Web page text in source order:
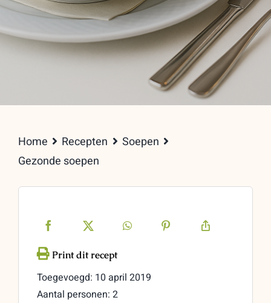
Home Recepten
Soepen
Gezonde soepen
Toegevoegd: 10 april 2019
Aantal personen: 2